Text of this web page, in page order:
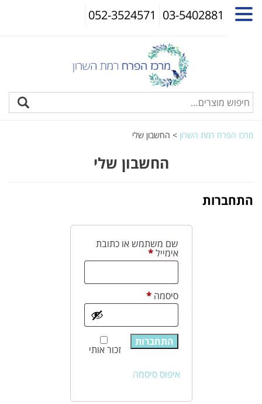
03-5402881
052-3524571
מרכז הפרח רמת השרון > החשבון שלי
החשבון שלי
התחברות
שם משתמש או כתובת
אימייל*חובה
סיסמה*חובה
זכור אותי
התחברות
איפוס סיסמה